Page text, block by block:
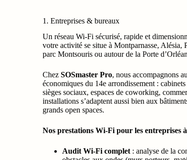
1. Entreprises & bureaux
Un réseau Wi-Fi sécurisé, rapide et
votre activité se situe à Montparnasse, Alésia,
parc Montsouris ou autour de la Porte
ChezSOSmaster Pro, nous accompagnons
économiques du 14e arrondissement :
sièges sociaux, espaces de coworking,
installations s’adaptent aussi bien aux
grands open spaces.
Nos prestations Wi-Fi pour les entreprises
Audit Wi-Fi complet : analyse de la